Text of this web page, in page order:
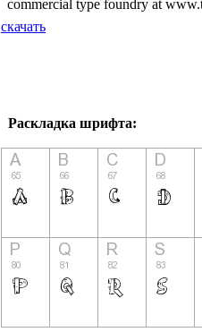
commercial type foundry at
скачать
Раскладка шрифта: